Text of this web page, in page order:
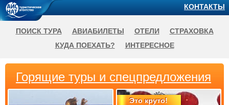
Горящие туры и спецпредложения
Это круто!
КОНТАКТЫ
ПОИСК ТУРА АВИАБИЛЕТЫ ОТЕЛИ
СТРАХОВКА
КУДА ПОЕХАТЬ?
ИНТЕРЕСНОЕ